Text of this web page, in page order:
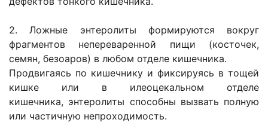
2. Ложные энтеролиты формируются вокруг
фрагментов непереваренной пищи (косточек,
семян, безоаров) в любом отделе кишечника.
Продвигаясь по кишечнику и фиксируясь в тощей
кишке или в илеоцекальном отделе
кишечника, энтеролиты способны вызвать полную
или частичную непроходимость.